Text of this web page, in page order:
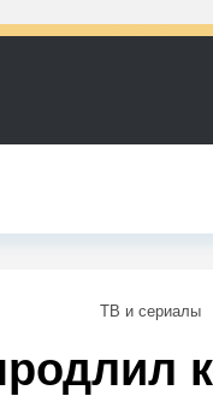
ТВ и сериалы